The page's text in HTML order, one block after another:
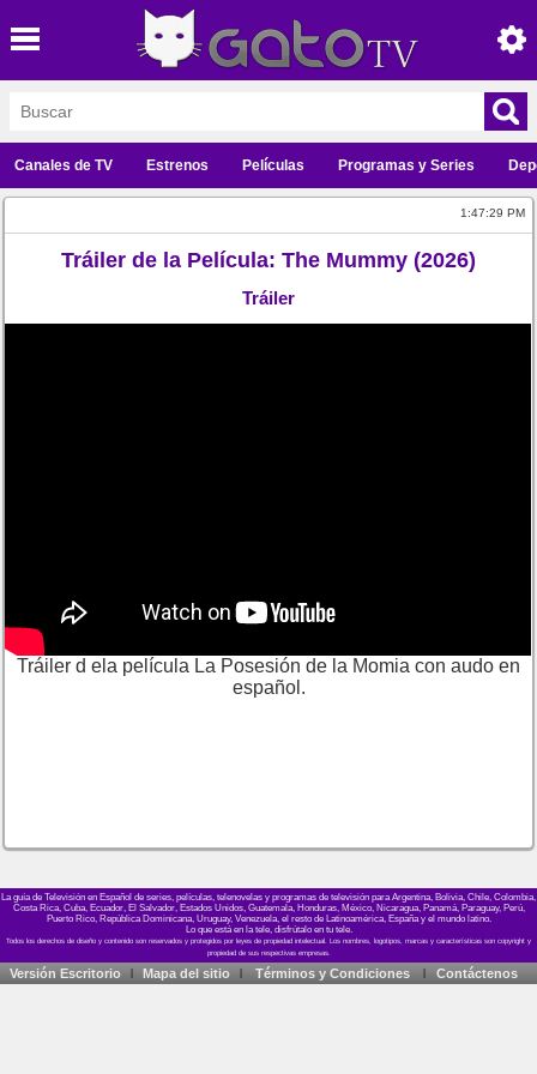
Canales de TV Estrenos Películas Programas y Series
1:47:29 PM
Tráiler de la Película: The Mummy (2026)
Tráiler
Tráiler d ela película La Posesión de la Momia con audo en
español.
La guía de Televisión en Español de series, películas, telenovelas y programas de televisión para Argentina, Bolivia, Chile, Colombia,
Costa Rica, Cuba, Ecuador, El Salvador, Estados Unidos, Guatemala, Honduras, México, Nicaragua, Panamá, Paraguay, Perú,
Puerto Rico, República Dominicana, Uruguay, Venezuela, el resto de Latinoamérica, España y el mundo latino.
Lo que está en la tele, disfrútalo en tu tele.
Versión Escritorio Mapa del sitio Términos y Condiciones Contáctenos